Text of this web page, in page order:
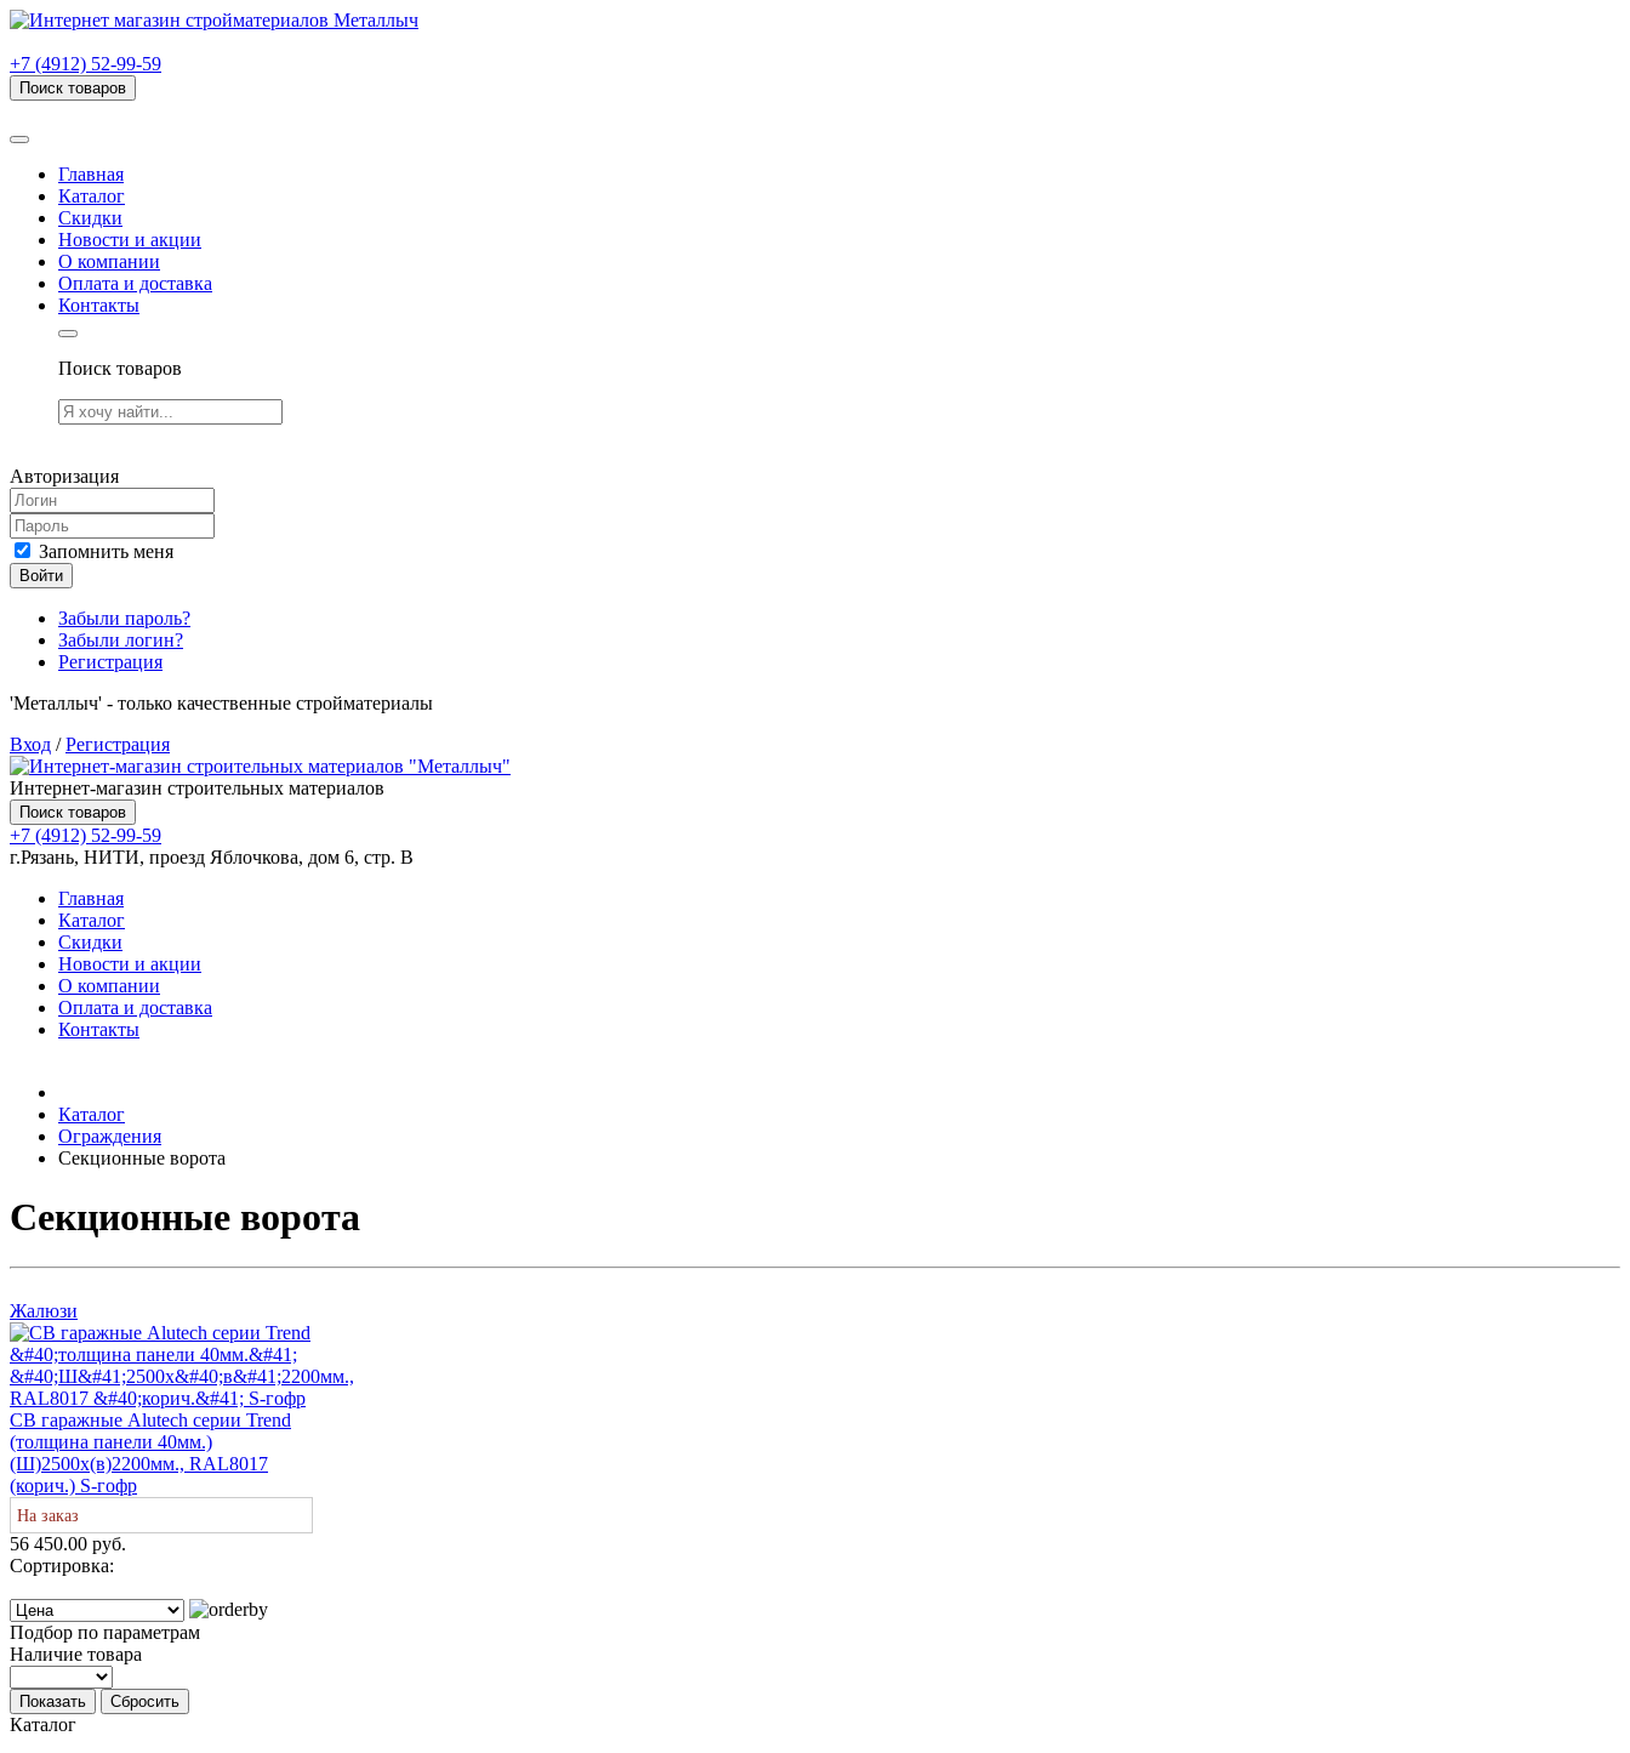
+7 (4912) 52-99-59
Поиск товаров
Главная
Каталог
Скидки
Новости и акции
О компании
Оплата и доставка
Контакты
Поиск товаров
Авторизация
Запомнить меня
Войти
Забыли пароль?
Забыли логин?
Регистрация
'Металлыч' - только качественные стройматериалы
Вход /Регистрация
Интернет-магазин строительных материалов
Поиск товаров
+7 (4912) 52-99-59
г.Рязань, НИТИ, проезд Яблочкова, дом 6, стр. В
Главная
Каталог
Скидки
Новости и акции
О компании
Оплата и доставка
Контакты
Каталог
Ограждения
Секционные ворота
Секционные ворота
Жалюзи
СВ гаражные Alutech серии Trend
(толщина панели 40мм.)
(Ш)2500х(в)2200мм., RAL8017
(корич.) S-гофр
На заказ
56 450.00 руб.
Сортировка:
Подбор по параметрам
Наличие товара
Показать Сбросить
Каталог